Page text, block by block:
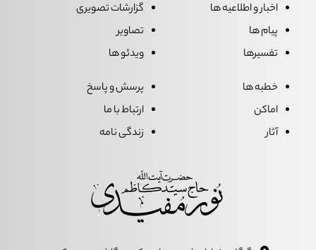
اخبار و اطلاعیه ها
پیام ها
تفسیرها
گزارشات تصویری
تصاویر
ویدئو ها
خطبه ها
اماکن
آثار
پرسش و پاسخ
ارتباط با ما
زندگی نامه